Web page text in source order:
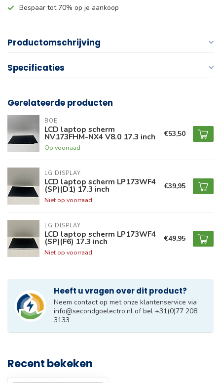
Bespaar tot 70% op je aankoop
Productomschrijving
Specificaties
Gerelateerde producten
BOE
LCD laptop scherm
NV173FHM-NX4 V8.0 17.3 inch
Op voorraad
€53,50
LG DISPLAY
LCD laptop scherm LP173WF4
(SP)(D1) 17.3 inch
Niet op voorraad
€39,95
LG DISPLAY
LCD laptop scherm LP173WF4
(SP)(F6) 17.3 inch
Niet op voorraad
€49,95
Heeft u vragen over dit product?
Neem contact op met onze klantenservice via
info@secondgoelectro.nl of bel +31(0)77 208
3133
Recent bekeken